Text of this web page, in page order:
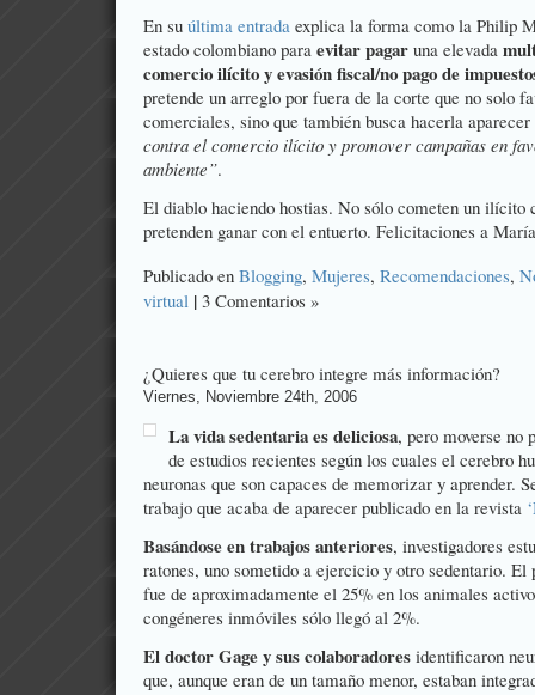
En su última entrada explica la forma como la Philip
estado colombiano para evitar pagar una elevada
comercio ilícito y evasión fiscal/no pago de
pretende un arreglo por fuera de la corte que no solo
comerciales, sino que también busca hacerla
contra el comercio ilícito y promover campañas en
ambiente”.
El diablo haciendo hostias. No sólo cometen un ilícito
pretenden ganar con el entuerto. Felicitaciones a
Publicado en Blogging, Mujeres, Recomendaciones,
virtual | 3 Comentarios »
¿Quieres que tu cerebro integre más información?
Viernes, Noviembre 24th, 2006
La vida sedentaria es deliciosa, pero moverse no
de estudios recientes según los cuales el cerebro
neuronas que son capaces de memorizar y aprender.
trabajo que acaba de aparecer publicado en la revista
Basándose en trabajos anteriores, investigadores
ratones, uno sometido a ejercicio y otro sedentario. El
fue de aproximadamente el 25% en los animales
congéneres inmóviles sólo llegó al 2%.
El doctor Gage y sus colaboradores identificaron
que, aunque eran de un tamaño menor, estaban